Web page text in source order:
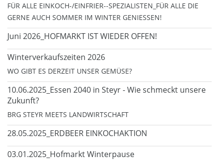
FÜR ALLE EINKOCH-/EINFRIER--SPEZIALISTEN_FÜR ALLE DIE
GERNE AUCH SOMMER IM WINTER GENIESSEN!
Juni 2026_HOFMARKT IST WIEDER OFFEN!
Winterverkaufszeiten 2026
WO GIBT ES DERZEIT UNSER GEMÜSE?
10.06.2025_Essen 2040 in Steyr - Wie schmeckt unsere
Zukunft?
BRG STEYR MEETS LANDWIRTSCHAFT
28.05.2025_ERDBEER EINKOCHAKTION
03.01.2025_Hofmarkt Winterpause